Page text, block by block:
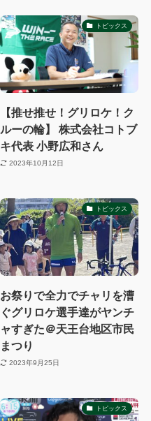
トピックス
【推せ推せ！グリロケ！ク
ルーの輪】 株式会社コトブ
キ代表 小野広和さん
2023年10月12日
トピックス
お祭りで全力でチャリを漕
ぐグリロケ選手達がヤンチ
ャすぎた＠天王台地区市民
まつり
2023年9月25日
トピックス